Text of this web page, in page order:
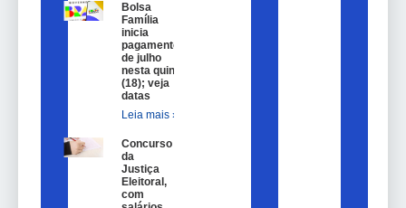
Bolsa
Família
inicia
pagamentos
de julho
nesta quinta
(18); veja
datas
Leia mais »
Concurso
da
Justiça
Eleitoral,
com